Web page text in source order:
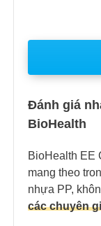
Đánh giá
BioHealth
BioHealth EE
mang theo
nhựa PP,
các chuyên